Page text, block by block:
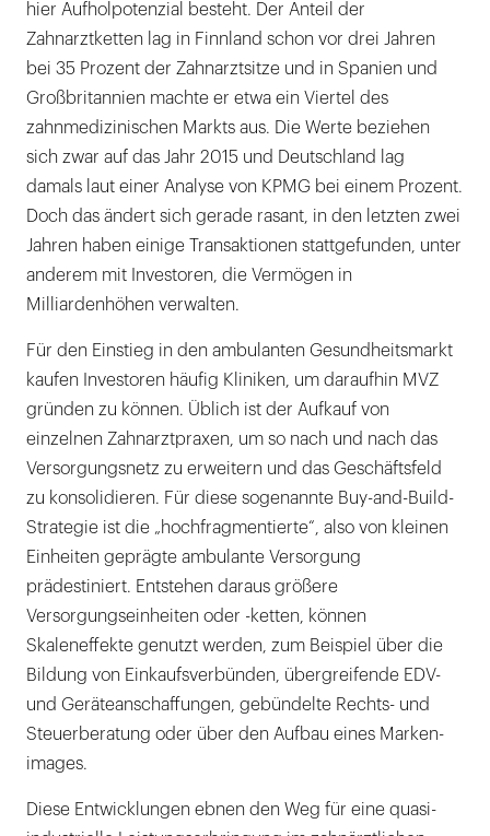
hier Aufholpotenzial besteht. Der Anteil der
Zahnarztketten lag in Finnland schon vor drei Jahren
bei 35 Prozent der Zahnarztsitze und in Spanien und
Großbritannien machte er etwa ein Viertel des
zahnmedizinischen Markts aus. Die Werte beziehen
sich zwar auf das Jahr 2015 und Deutschland lag
damals laut einer Analyse von KPMG bei einem Prozent.
Doch das ändert sich gerade rasant, in den letzten zwei
Jahren haben einige Transaktionen stattgefunden, unter
anderem mit Investoren, die Vermögen in
Milliardenhöhen verwalten.
Für den Einstieg in den ambulanten Gesundheitsmarkt
kaufen Investoren häufig Kliniken, um daraufhin MVZ
gründen zu können. Üblich ist der Aufkauf von
einzelnen Zahnarztpraxen, um so nach und nach das
Versorgungsnetz zu erweitern und das Geschäftsfeld
zu konsolidieren. Für diese sogenannte Buy-and-Build-
Strategie ist die „hochfragmentierte“, also von kleinen
Einheiten geprägte ambulante Versorgung
prädestiniert. Entstehen daraus größere
Versorgungseinheiten oder -ketten, können
Skaleneffekte genutzt werden, zum Beispiel über die
Bildung von Einkaufsverbünden, übergreifende EDV-
und Geräteanschaffungen, gebündelte Rechts- und
Steuerberatung oder über den Aufbau eines Marken-
images.
Diese Entwicklungen ebnen den Weg für eine quasi-